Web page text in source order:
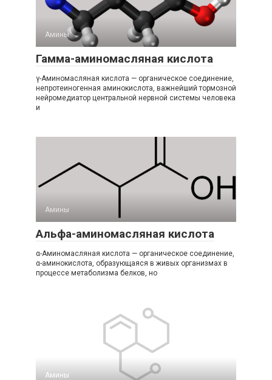
Амины‎
Гамма-аминомасляная кислота
γ-Аминомасляная кислота — органическое соединение,
непротеиногенная аминокислота, важнейший тормозной
нейромедиатор центральной нервной системы человека
и
Амины‎
Альфа-аминомасляная кислота
α-Аминомасляная кислота — органическое соединение,
α-аминокислота, образующаяся в живых организмах в
процессе метаболизма белков, но
Амины‎